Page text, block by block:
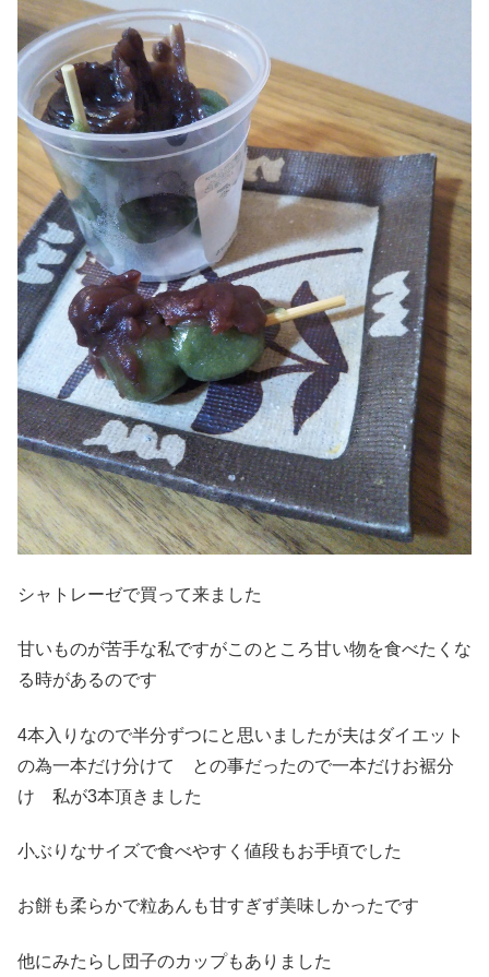
シャトレーゼで買って来ました
甘いものが苦手な私ですがこのところ甘い物を食べたくな
る時があるのです
4本入りなので半分ずつにと思いましたが夫はダイエット
の為一本だけ分けて との事だったので一本だけお裾分
け 私が3本頂きました
小ぶりなサイズで食べやすく値段もお手頃でした
お餅も柔らかで粒あんも甘すぎず美味しかったです
他にみたらし団子のカップもありました